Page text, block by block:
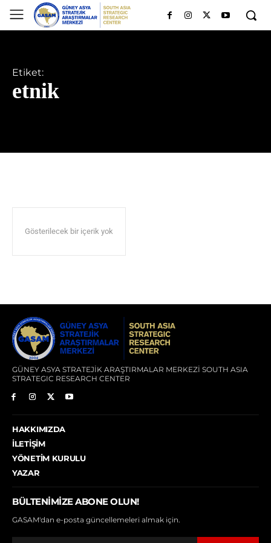
Etiket:
etnik
Gösterilecek bir içerik yok
GÜNEY ASYA STRATEJİK ARAŞTIRMALAR MERKEZİ SOUTH ASIA
STRATEGIC RESEARCH CENTER
HAKKIMIZDA
İLETIŞIM
YÖNETIM KURULU
YAZAR
BÜLTENIMIZE ABONE OLUN!
GASAM'dan e-posta güncellemeleri almak için.